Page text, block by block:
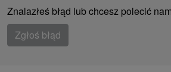
Znalazłeś błąd lub chcesz polecić
Zgłoś błąd